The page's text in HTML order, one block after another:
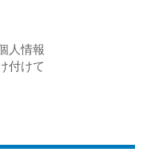
人情報
付けて